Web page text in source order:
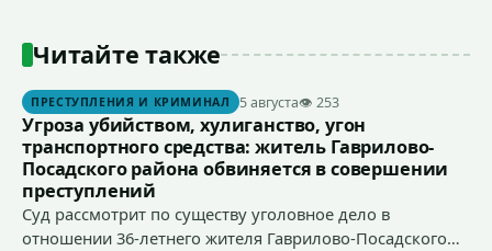
Читайте также
ПРЕСТУПЛЕНИЯ И КРИМИНАЛ 5 августа👁 253
Угроза убийством, хулиганство, угон
транспортного средства: житель Гаврилово-
Посадского района обвиняется в совершении
преступлений
Суд рассмотрит по существу уголовное дело в
отношении 36-летнего жителя Гаврилово-Посадского